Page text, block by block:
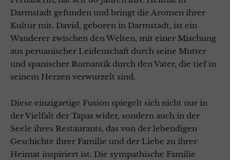
Darmstadt gefunden und bringt die Aromen ihrer
Kultur mit. David, geboren in Darmstadt, ist ein
Wanderer zwischen den Welten, mit einer Mischung
aus peruanischer Leidenschaft durch seine Mutter
und spanischer Romantik durch den Vater, die tief in
seinem Herzen verwurzelt sind.
Diese einzigartige Fusion spiegelt sich nicht nur in
der Vielfalt der Tapas wider, sondern auch in der
Seele ihres Restaurants, das von der lebendigen
Geschichte ihrer Familie und der Liebe zu ihrer
Heimat inspiriert ist. Die sympathische Familie